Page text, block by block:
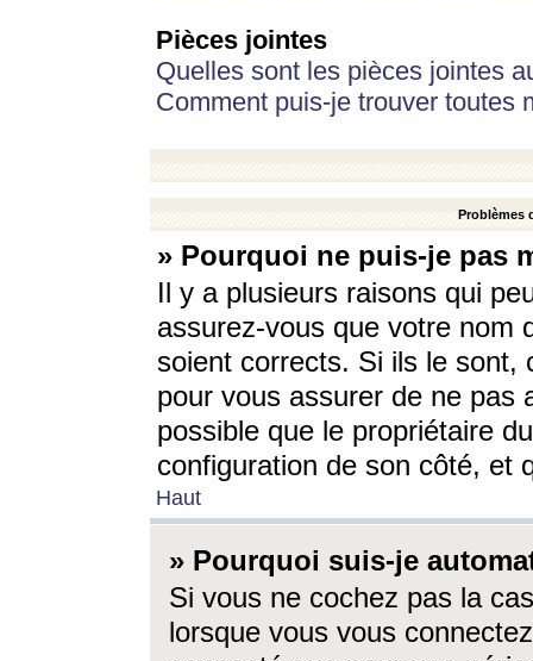
Pièces jointes
Quelles sont les pièces jointes
Comment puis-je trouver toutes
Problèmes
» Pourquoi ne puis-je pas
Il y a plusieurs raisons qui
assurez-vous que votre nom
soient corrects. Si ils le sont,
pour vous assurer de ne pas
possible que le propriétaire
configuration de son côté, et
Haut
» Pourquoi suis-je
Si vous ne cochez pas la
lorsque vous vous